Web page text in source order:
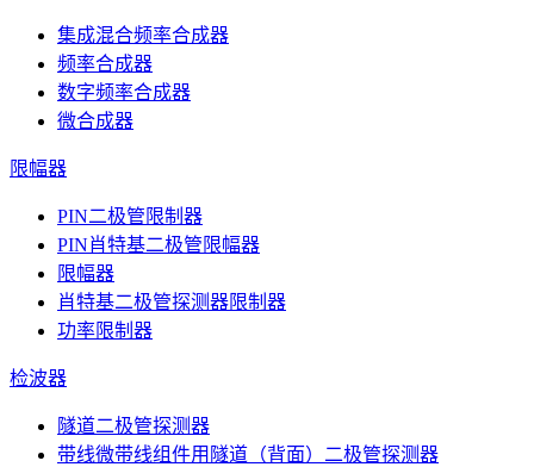
集成混合频率合成器
频率合成器
数字频率合成器
微合成器
限幅器
PIN二极管限制器
PIN肖特基二极管限幅器
限幅器
肖特基二极管探测器限制器
功率限制器
检波器
隧道二极管探测器
带线微带线组件用隧道（背面）二极管探测器